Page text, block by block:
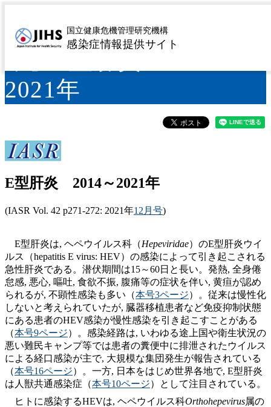
国立健康危機管理研究機構
感染症情報提供サイト
IASR 42(12), 2021【特
2021年
E型肝炎 2014～2021年
(IASR Vol. 42 p271-272: 2021年12月号)
E型肝炎は, ヘペウイルス科（Hepeviridae）のE型肝炎ウイ
ルス（hepatitis E virus: HEV）の感染によって引き起こされる
急性肝炎である。潜伏期間は15～60日と長い。発熱, 全身倦
怠感, 悪心, 嘔吐, 食欲不振, 腹痛等の症状を伴い, 黄疸が認め
られるが, 不顕性感染も多い（本号3ページ）。従来は慢性化
しないと考えられていたが, 臓器移植患者など免疫抑制状態
にある患者のHEV感染が慢性感染を引き起こすことがある
（本号9ページ）。感染経路は, いわゆる途上国や衛生状況の
悪い難民キャンプ等では患者の糞便中に排泄されたウイルス
による経口感染が主で, 大規模な集団発生が報告されている
（本号16ページ）。一方, 日本をはじめ世界各地で, E型肝炎
は人獣共通感染症（本号10ページ）として注目されている。
ヒトに感染するHEVは, ヘペウイルス科Orthohepevirus属の